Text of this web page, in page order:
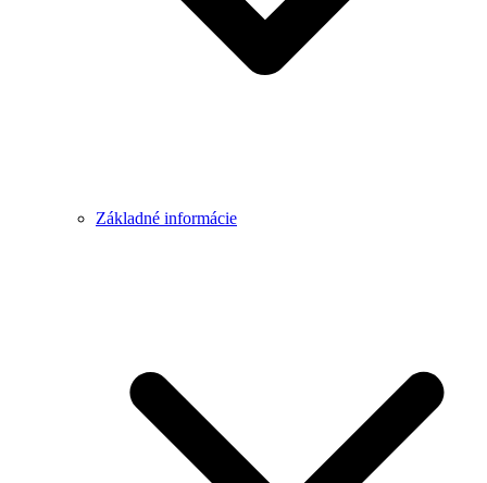
Základné informácie